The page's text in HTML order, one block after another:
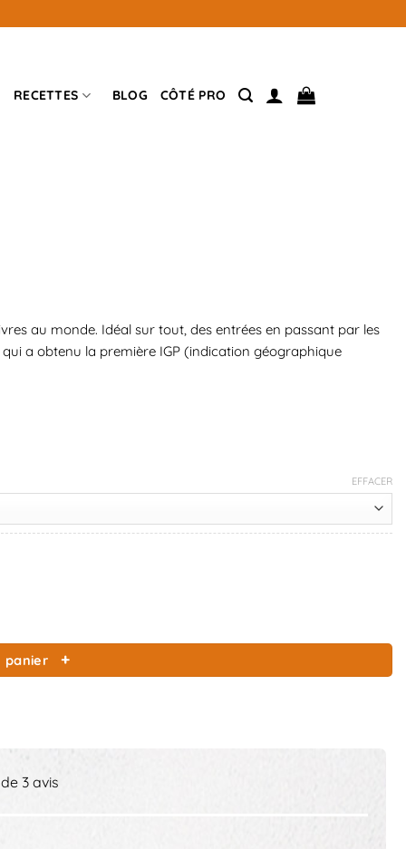
RECETTES BLOG CÔTÉ PRO
au monde. Idéal sur tout, des entrées en passant par les
a obtenu la première IGP (indication géographique
EFFACER
panier
3 avis